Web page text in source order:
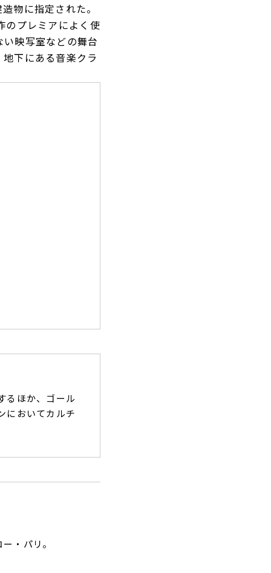
物に指定された。
のプレミアによく使
映写室などの舞台
下にある音楽クラ
るほか、ゴール
においてカルチ
・パリ。